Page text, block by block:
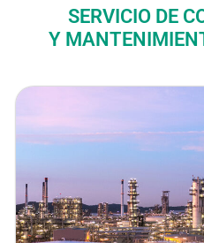
SERVICIO DE
Y